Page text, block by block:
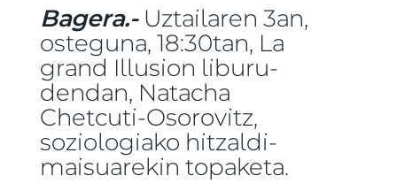
Bagera.-Uztailaren 3an,
osteguna, 18:30tan, La
grand Illusion liburu-
dendan, Natacha
Chetcuti-Osorovitz,
soziologiako hitzaldi-
maisuarekin topaketa.